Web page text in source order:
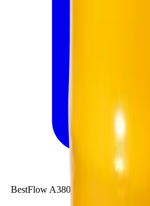
BestFlow A380